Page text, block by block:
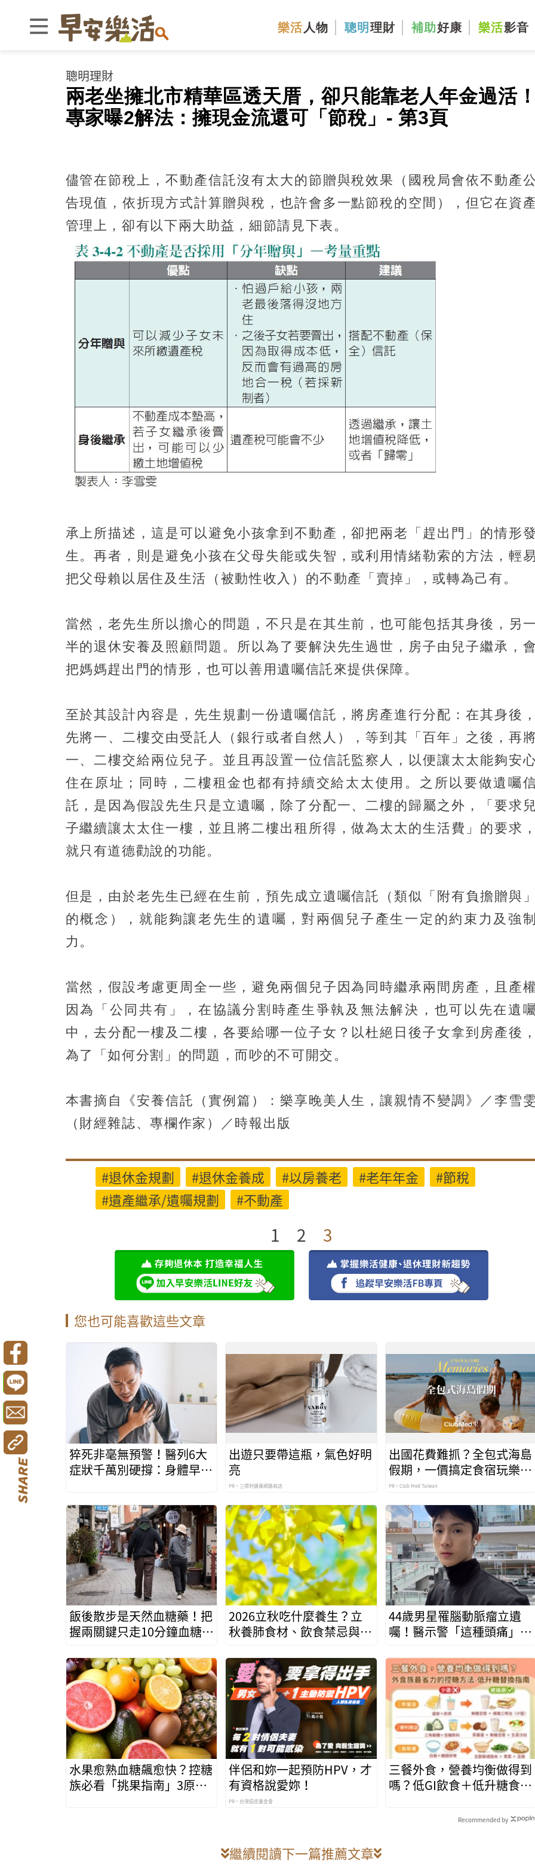
樂活 人物 聰明 理財 補助好康 樂活影音
聰明理財
兩老坐擁北市精華區透天厝，卻只能靠老人年金過活！
專家曝2解法：擁現金流還可「節稅」- 第3頁
儘管在節稅上，不動產信託沒有太大的節贈與稅效果（國稅局會依不動產公
告現值，依折現方式計算贈與稅，也許會多一點節稅的空間），但它在資產
管理上，卻有以下兩大助益，細節請見下表。
承上所描述，這是可以避免小孩拿到不動產，卻把兩老「趕出門」的情形發
生。再者，則是避免小孩在父母失能或失智，或利用情緒勒索的方法，輕易
把父母賴以居住及生活（被動性收入）的不動產「賣掉」，或轉為己有。
當然，老先生所以擔心的問題，不只是在其生前，也可能包括其身後，另一
半的退休安養及照顧問題。所以為了要解決先生過世，房子由兒子繼承，會
把媽媽趕出門的情形，也可以善用遺囑信託來提供保障。
至於其設計內容是，先生規劃一份遺囑信託，將房產進行分配：在其身後，
先將一、二樓交由受託人（銀行或者自然人），等到其「百年」之後，再將
一、二樓交給兩位兒子。並且再設置一位信託監察人，以便讓太太能夠安
住在原址；同時，二樓租金也都有持續交給太太使用。之所以要做遺囑
託，是因為假設先生只是立遺囑，除了分配一、二樓的歸屬之外，「要求兒
子繼續讓太太住一樓，並且將二樓出租所得，做為太太的生活費」的要求，
就只有道德勸說的功能。
但是，由於老先生已經在生前，預先成立遺囑信託（類似「附有負擔贈與」
的概念），就能夠讓老先生的遺囑，對兩個兒子產生一定的約束力及強制
力。
當然，假設考慮更周全一些，避免兩個兒子因為同時繼承兩間房產，且產權
因為「公同共有」，在協議分割時產生爭執及無法解決，也可以先在遺囑
中，去分配一樓及二樓，各要給哪一位子女？以杜絕日後子女拿到房產後，
為了「如何分割」的問題，而吵的不可開交。
本書摘自《安養信託（實例篇）：樂享晚美人生，讓親情不變調》／李雪雯
（財經雜誌、專欄作家）／時報出版
#退休金規劃 #退休金養成 #以房養老 #老年年金
#節稅
#遺產繼承/遺囑規劃
#不動產
1 2 3
您也可能喜歡這些文章
猝死非毫無預警！醫列6大
症狀千萬別硬撐：身體早有
出遊只要帶這瓶，氣色好明
亮
PR・三得利健康網路商店
出國花費難抓？全包式海島
假期，一價搞定食宿玩樂，
省錢更省心！
PR・Club Med Taiwan
飯後散步是天然血糖藥！把
握兩關鍵只走10分鐘血糖降
2026立秋吃什麼養生？立
秋養肺食材、飲食禁忌與防
44歲男星罹腦動脈瘤立遺
囑！醫示警「這種頭痛」千
水果愈熟血糖飆愈快？控糖
族必看「挑果指南」3原則
伴侶和妳一起預防HPV，才
有資格說愛妳！
PR・台灣癌症基金會
三餐外食，營養均衡做得到
嗎？低GI飲食＋低升糖食
Recommended by
繼續閱讀下一篇推薦文章